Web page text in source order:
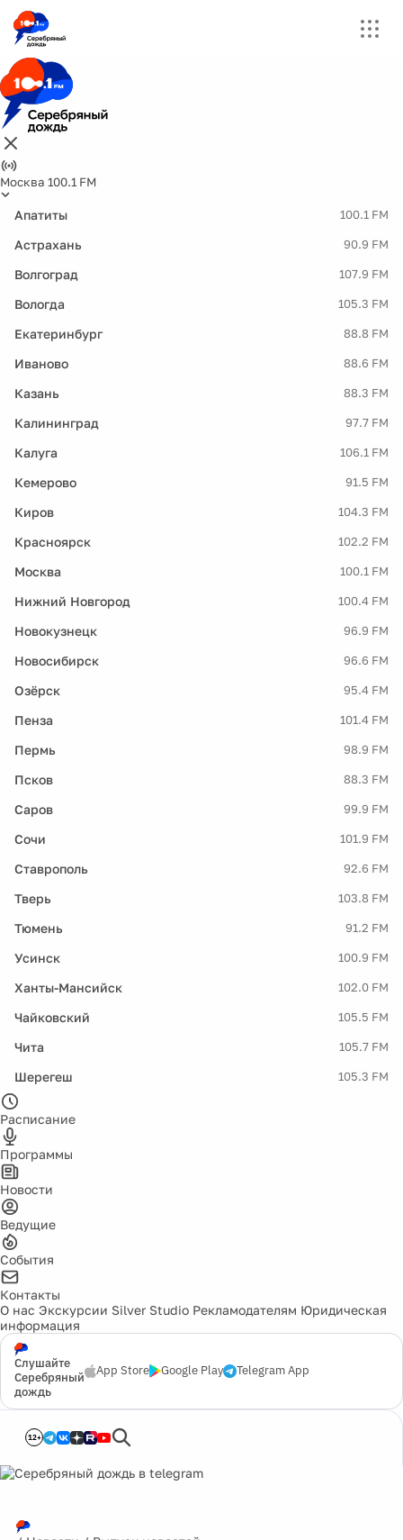
Москва 100.1 FM
Апатиты 100.1 FM
Астрахань 90.9 FM
Волгоград 107.9 FM
Вологда 105.3 FM
Екатеринбург 88.8 FM
Иваново 88.6 FM
Казань 88.3 FM
Калининград 97.7 FM
Калуга 106.1 FM
Кемерово 91.5 FM
Киров 104.3 FM
Красноярск 102.2 FM
Москва 100.1 FM
Нижний Новгород 100.4 FM
Новокузнецк 96.9 FM
Новосибирск 96.6 FM
Озёрск 95.4 FM
Пенза 101.4 FM
Пермь 98.9 FM
Псков 88.3 FM
Саров 99.9 FM
Сочи 101.9 FM
Ставрополь 92.6 FM
Тверь 103.8 FM
Тюмень 91.2 FM
Усинск 100.9 FM
Ханты-Мансийск 102.0 FM
Чайковский 105.5 FM
Чита 105.7 FM
Шерегеш 105.3 FM
Расписание
Программы
Новости
Ведущие
События
Контакты
О нас Экскурсии Silver Studio Рекламодателям Юридическая
информация
Слушайте
Серебряный
дождь
App Store Google Play Telegram App
12+